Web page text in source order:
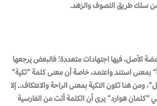
من سلك طريق التصوف والزهد.
الأصل، فيها اجتهادات متعددة؛ فالبعض يرجعها
بمعنى استند واعتمد، خاصة أن معنى كلمة “تكية”
ومن هنا تكون التكية بمعنى الراحة والاعتكاف.. إلا
هوارد” يرى أن الكلمة أتت من الفارسية